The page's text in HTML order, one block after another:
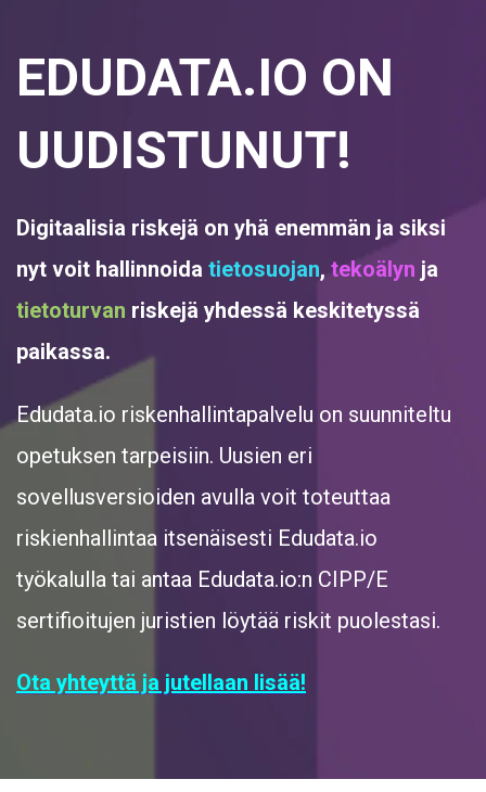
EDUDATA.IO ON
UUDISTUNUT!
Digitaalisia riskejä on yhä enemmän ja siksi
nyt voit hallinnoida tietosuojan, tekoälyn ja
tietoturvan riskejä yhdessä keskitetyssä
paikassa.
Edudata.io riskenhallintapalvelu on suunniteltu
opetuksen tarpeisiin. Uusien eri
sovellusversioiden avulla voit toteuttaa
riskienhallintaa itsenäisesti Edudata.io
työkalulla tai antaa Edudata.io:n CIPP/E
sertifioitujen juristien löytää riskit puolestasi.
Ota yhteyttä ja jutellaan lisää!